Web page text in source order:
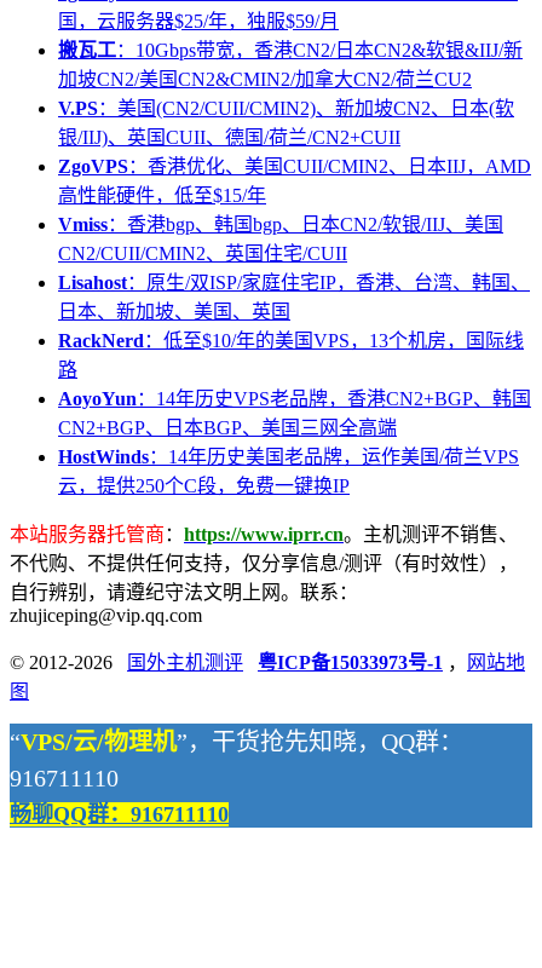
国，云服务器$25/年，独服$59/月
搬瓦工：10Gbps带宽，香港CN2/日本CN2&软银&IIJ/新
加坡CN2/美国CN2&CMIN2/加拿大CN2/荷兰CU2
V.PS：美国(CN2/CUII/CMIN2)、新加坡CN2、日本(软
银/IIJ)、英国CUII、德国/荷兰/CN2+CUII
ZgoVPS：香港优化、美国CUII/CMIN2、日本IIJ，AMD
高性能硬件，低至$15/年
Vmiss：香港bgp、韩国bgp、日本CN2/软银/IIJ、美国
CN2/CUII/CMIN2、英国住宅/CUII
Lisahost：原生/双ISP/家庭住宅IP，香港、台湾、韩国、
日本、新加坡、美国、英国
RackNerd ：低至$10/年的美国VPS，13个机房，国际线
路
AoyoYun ：14年历史VPS老品牌，香港CN2+BGP、韩国
CN2+BGP、日本BGP、美国三网全高端
HostWinds：14年历史美国老品牌，运作美国/荷兰VPS
云，提供250个C段，免费一键换IP
本站服务器托管商 ： https://www.iprr.cn。主机测评不销售、
不代购、不提供任何支持，仅分享信息/测评（有时效性），
自行辨别，请遵纪守法文明上网。联系：
zhujiceping@vip.qq.com
© 2012-2026 国外主机测评 粤ICP备15033973号-1 ，
网站地
图
“VPS/云/物理机”，干货抢先知晓，QQ群：
916711110
畅聊QQ群：916711110